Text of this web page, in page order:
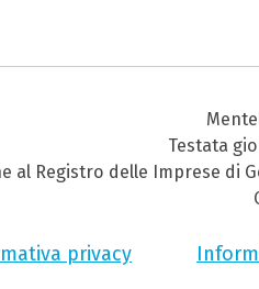
Testata
al Registro delle Imprese di
privacy